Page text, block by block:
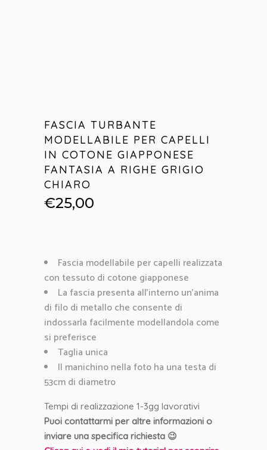
FASCIA TURBANTE
MODELLABILE PER CAPELLI
IN COTONE GIAPPONESE
FANTASIA A RIGHE GRIGIO
CHIARO
€25,00
Fascia modellabile per capelli realizzata
con tessuto di cotone giapponese
La fascia presenta all’interno un’anima
di filo di metallo che consente di
indossarla facilmente modellandola come
si preferisce
Taglia unica
Il manichino nella foto ha una testa di
53cm di diametro
Tempi di realizzazione 1-3gg lavorativi
Puoi contattarmi per altre informazioni o
inviare una specifica richiesta 😉